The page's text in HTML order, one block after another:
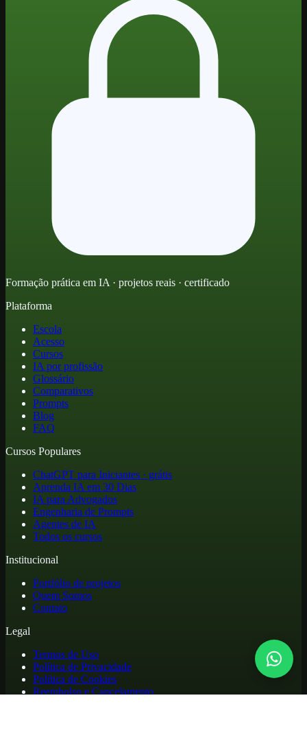
Formação prática em IA · projetos reais · certificado
Plataforma
Escola
Acesso
Cursos
IA por profissão
Glossário
Comparativos
Prompts
Blog
FAQ
Cursos Populares
ChatGPT para Iniciantes · grátis
Aprenda IA em 30 Dias
IA para Advogados
Engenharia de Prompts
Agentes de IA
Todos os cursos
Institucional
Portfólio de projetos
Quem Somos
Contato
Legal
Termos de Uso
Política de Privacidade
Política de Cookies
Reembolso e Cancelamento